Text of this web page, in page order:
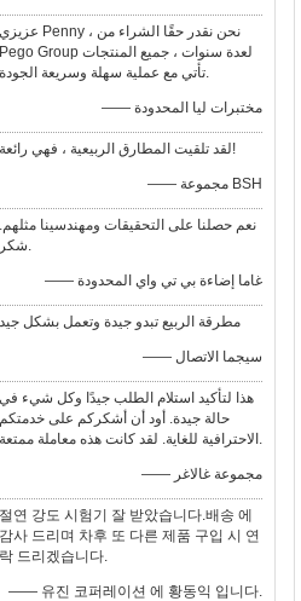
عزيزي Penny ، نحن نقدر حقًا الشراء من
Pego Group لعدة سنوات ، جميع المنتجات
تأتي مع عملية سهلة وسريعة الجودة.
—— مختبرات ليا المحدودة
لقد تلقيت المطارق الربيعية ، فهي رائعة!
—— مجموعة BSH
نعم حصلنا على التحقيقات ومهندسينا مثلهم.
شكر.
—— غاما إضاءة بي تي واي المحدودة
مطرقة الربيع تبدو جيدة وتعمل بشكل جيد
—— سيجما الاتصال
هذا لتأكيد استلام الطلب جيدًا وكل شيء في
حالة جيدة. أود أن أشكركم على خدمتكم
الاحترافية للغاية. لقد كانت هذه معاملة ممتعة.
—— مجموعة غالاغر
절연 강도 시험기 잘 받았습니다.배송 에
감사 드리며 차후 또 다른 제품 구입 시 연
락 드리겠습니다.
—— 유진 코퍼레이션 에 황동익 입니다.